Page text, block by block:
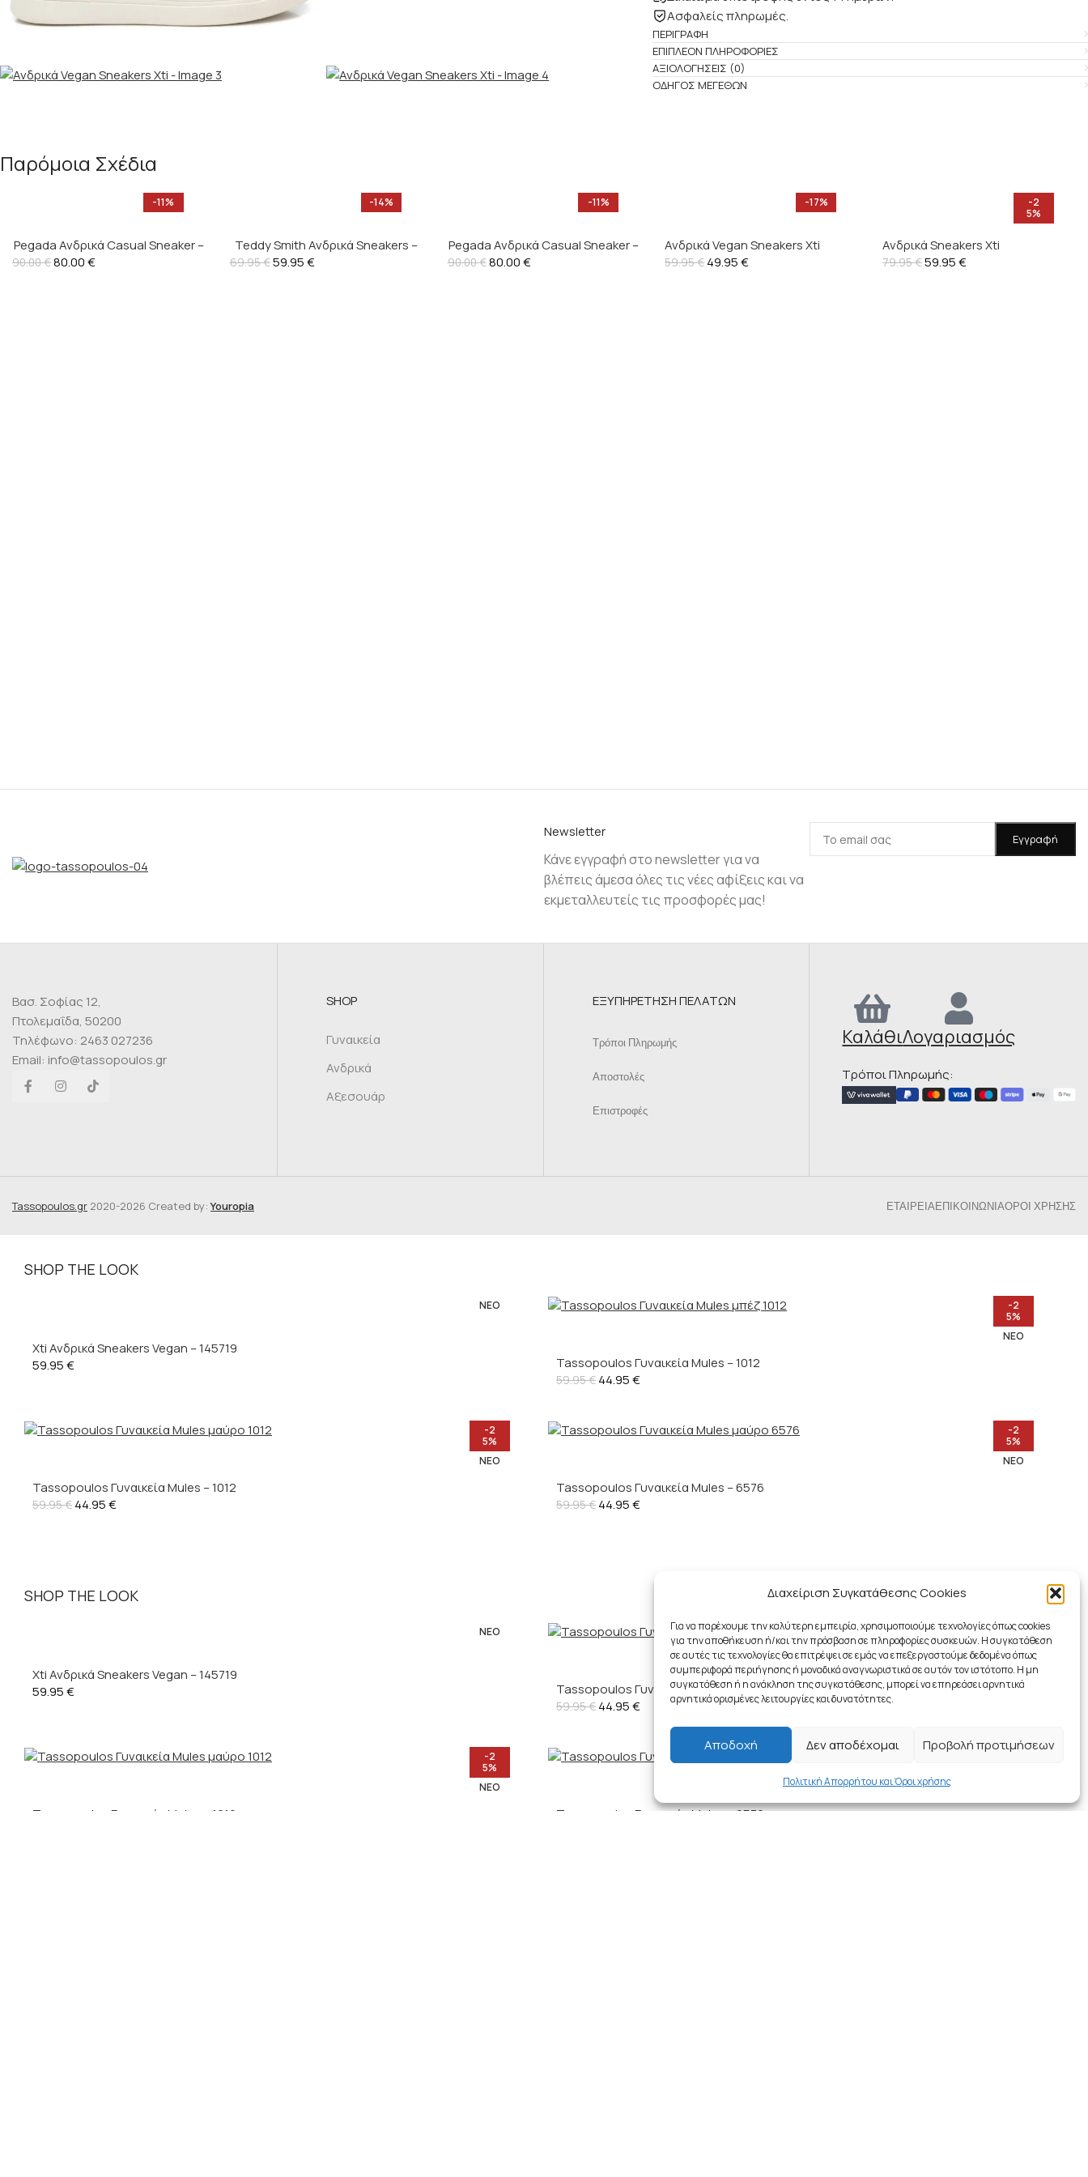
Διαχείριση Συγκατάθεσης Cookies
Για να παρέχουμε την καλύτερη εμπειρία, χρησιμοποιούμε τεχνολογίες όπως cookies
για την αποθήκευση ή/και την πρόσβαση σε πληροφορίες συσκευών. Η συγκατάθεση
σε αυτές τις τεχνολογίες θα επιτρέψει σε εμάς να επεξεργαστούμε δεδομένα όπως
συμπεριφορά περιήγησης ή μοναδικά αναγνωριστικά σε αυτόν τον ιστότοπο. Η μη
συγκατάθεση ή η ανάκληση της συγκατάθεσης, μπορεί να επηρεάσει αρνητικά
αρνητικά ορισμένες λειτουργίες και δυνατότητες.
Αποδοχή Δεν αποδέχομαι Προβολή προτιμήσεων
Πολιτική Απορρήτου και Όροι χρήσης
Ασφαλείς πληρωμές.
ΠΕΡΙΓΡΑΦΉ
ΕΠΙΠΛΈΟΝ ΠΛΗΡΟΦΟΡΊΕΣ
ΑΞΙΟΛΟΓΉΣΕΙΣ (0)
ΟΔΗΓΌΣ ΜΕΓΕΘΏΝ
Παρόμοια Σχέδια
-11%
Pegada Ανδρικά Casual Sneaker –
112403
90.00€80.00€
-14%
Teddy Smith Ανδρικά Sneakers –
120091
69.95€59.95€
-11%
Pegada Ανδρικά Casual Sneaker –
111921
90.00€80.00€
-17%
Ανδρικά Vegan Sneakers Xti
59.95€ 49.95€
-2
5%
Ανδρικά Sneakers Xti
79.95€59.95€
Νewsletter
Κάνε εγγραφή στο newsletter για να
βλέπεις άμεσα όλες τις νέες αφίξεις και να
εκμεταλλευτείς τις προσφορές μας!
Βασ. Σοφίας 12,
Πτολεμαΐδα, 50200
Τηλέφωνο: 2463 027236
Email: info@tassopoulos.gr
SHOP
Γυναικεία
Ανδρικά
Αξεσουάρ
ΕΞΥΠΗΡΕΤΗΣΗ ΠΕΛΑΤΩΝ
Τρόποι Πληρωμής
Αποστολές
Επιστροφές
ΚαλάθιΛογαριασμός
Τρόποι Πληρωμής:
Tassopoulos.gr 2020-2026 Created by:Youropia ΕΤΑΙΡΕΊΑΕΠΙΚΟΙΝΩΝΊΑΌΡΟΙ ΧΡΉΣΗΣ
SHOP THE LOOK
ΝΈΟ
Xti Ανδρικά Sneakers Vegan – 145719
59.95€
-2
5%
ΝΈΟ
Tassopoulos Γυναικεία Mules – 1012
59.95€ 44.95€
-2
5%
ΝΈΟ
Tassopoulos Γυναικεία Mules – 1012
59.95€ 44.95€
-2
5%
ΝΈΟ
Tassopoulos Γυναικεία Mules – 6576
59.95€ 44.95€
SHOP THE LOOK
ΝΈΟ
Xti Ανδρικά Sneakers Vegan – 145719
59.95€
-2
5%
ΝΈΟ
Tassopoulos Γυναικεία Mules – 1012
59.95€ 44.95€
-2
5%
ΝΈΟ
Tassopoulos Γυναικεία Mules – 1012
-2
Tassopoulos Γυναικεία Mules – 6576